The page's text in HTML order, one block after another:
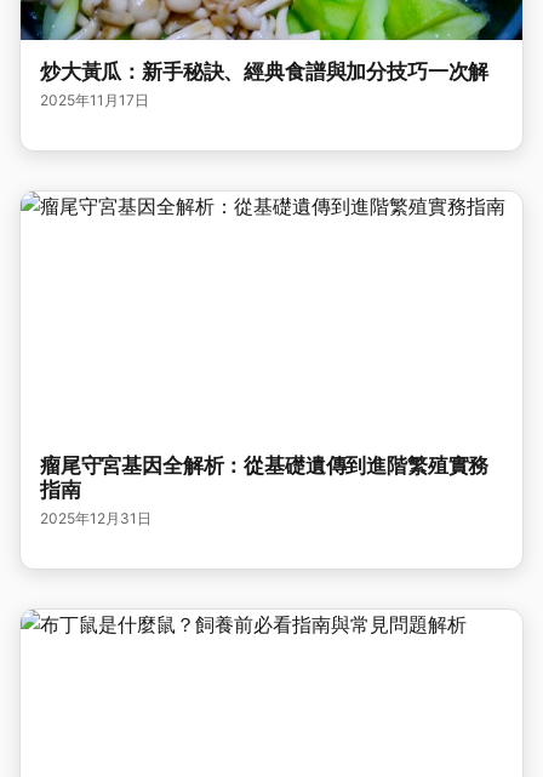
炒大黃瓜：新手秘訣、經典食譜與加分技巧一次解
2025年11月17日
瘤尾守宮基因全解析：從基礎遺傳到進階繁殖實務
指南
2025年12月31日